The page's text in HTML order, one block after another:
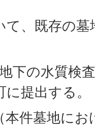
、既存の墓
下の水質検
提出する。
件墓地にお